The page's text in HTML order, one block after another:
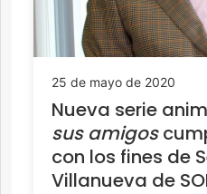
25 de mayo de 2020
Nueva serie
sus amigos
con los fines de
Villanueva de